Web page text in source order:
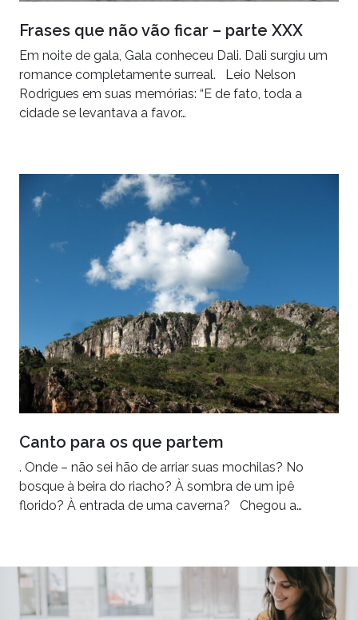
Frases que não vão ficar – parte XXX
Em noite de gala, Gala conheceu Dali. Dali surgiu um
romance completamente surreal. Leio Nelson
Rodrigues em suas memórias: “E de fato, toda a
cidade se levantava a favor…
Canto para os que partem
. Onde – não sei hão de arriar suas mochilas? No
bosque à beira do riacho? À sombra de um ipê
florido? À entrada de uma caverna? Chegou a…